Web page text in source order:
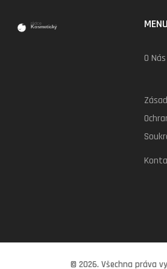
MENU
O Nás
© 2026. Všechna práva